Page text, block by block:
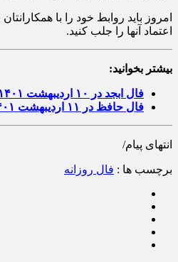
امروز باید روابط خود را با
اعتماد آنها را جلب کنید.
بیشتر بخوانید:
فال ابجد در ۱۰ اردیبهشت ۱۴۰۱
فال حافظ در ۱۱ اردیبهشت ۱۴۰۱
انتهای پیام/
برچسب ها : فال روزانه